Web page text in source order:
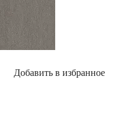
Добавить в избранное